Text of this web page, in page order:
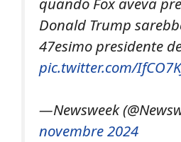
Donald Trump
47esimo presidente
pic.twitter.com/
—Newsweek
novembre 2024